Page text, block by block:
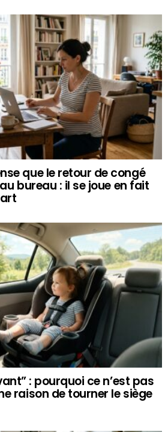
que le retour de congé
bureau : il se joue en fait
: pourquoi ce n’est pas
raison de tourner le siège